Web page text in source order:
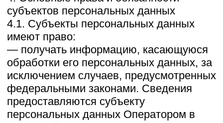
и/или обеспечивает их принятие по
удалению или уточнению неполных или
неточных данных.
5.7. Хранение персональных данных
осуществляется в форме, позволяющей
определить субъекта персональных
данных, не дольше, чем этого требуют
цели обработки персональных данных,
если срок хранения персональных
данных не установлен федеральным
законом, договором, стороной которого,
выгодоприобретателем или поручителем
по которому является субъект